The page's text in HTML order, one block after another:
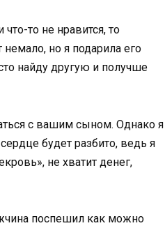
то не нравится, то
но я подарила его
найду другую и получше
с вашим сыном. Однако я
будет разбито, ведь я
не хватит денег,
поспешил как можно